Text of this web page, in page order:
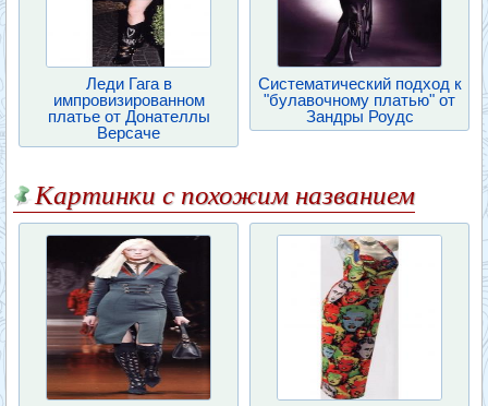
Леди Гага в
импровизированном
платье от Донателлы
Версаче
Систематический подход к
"булавочному платью" от
Зандры Роудс
Картинки с похожим названием